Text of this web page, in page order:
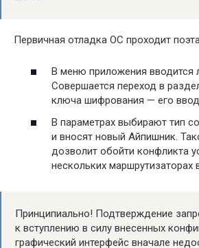
Первичная отладка ОС проходит
В меню приложения вводится
Совершается переход в
ключа шифрования — его
В параметрах выбирают тип
и вносят новый Айпишник.
дозволит обойти конфликта
нескольких маршрутизаторах
Принципиально! Подтверждение
к вступлению в силу внесенных
графический интерфейс вначале